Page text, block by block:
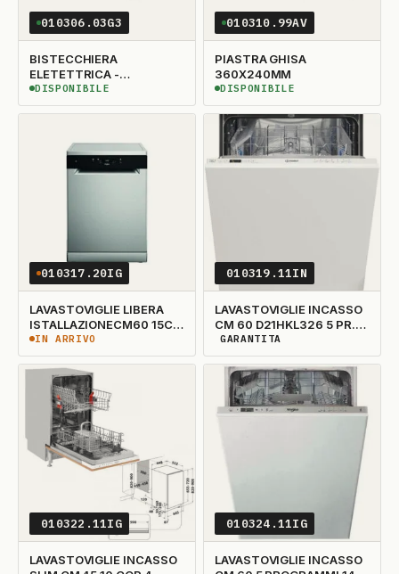
010306.03G3
BISTECCHIERA
ELETETTRICA -
GIULIETTA G10024
DISPONIBILE
DISPONIBILE
010310.99AV
PIASTRA GHISA
360X240MM
DISPONIBILE
DISPONIBILE
010317.20IG
LAVASTOVIGLIE LIBERA
ISTALLAZIONECM60 15C
10P 3CESTI INOX
IN ARRIVO
IN ARRIVO
010319.11IN
LAVASTOVIGLIE INCASSO
CM 60 D21HKL326 5 PR.14
COPERTI
DISPONIBILITÀ GARANTITA
GARANTITA
010322.11IG
LAVASTOVIGLIE INCASSO
010324.11IG
LAVASTOVIGLIE INCASSO